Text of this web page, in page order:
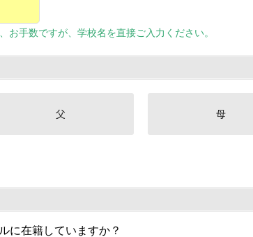
手数ですが、学校名を直接ご入力ください。
父 母
に在籍していますか？